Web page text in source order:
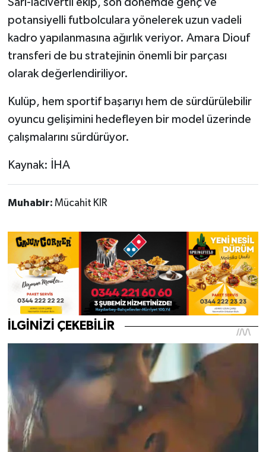
Sarı-lacivertli ekip, son dönemde genç ve
potansiyelli futbolculara yönelerek uzun vadeli
kadro yapılanmasına ağırlık veriyor. Amara Diouf
transferi de bu stratejinin önemli bir parçası
olarak değerlendiriliyor.
Kulüp, hem sportif başarıyı hem de sürdürülebilir
oyuncu gelişimini hedefleyen bir model üzerinde
çalışmalarını sürdürüyor.
Kaynak: İHA
Muhabir: Mücahit KIR